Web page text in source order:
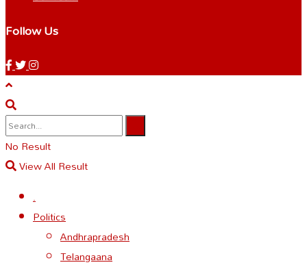
Follow Us
No Result
View All Result
.
Politics
Andhrapradesh
Telangaana